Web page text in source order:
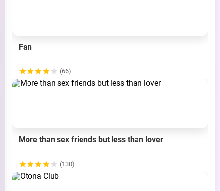
Fan
(66)
More than sex friends but less than lover
(130)